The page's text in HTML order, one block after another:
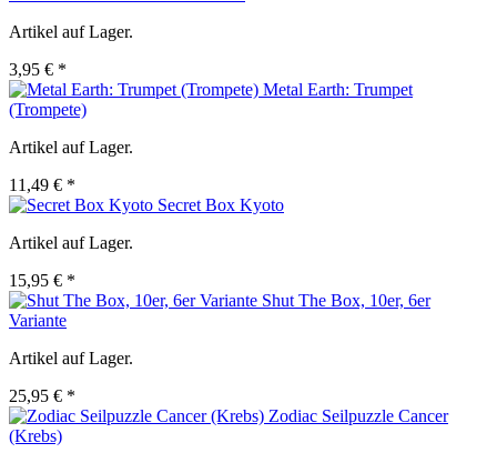
Artikel auf Lager.
3,95 € *
Metal Earth: Trumpet
(Trompete)
Artikel auf Lager.
11,49 € *
Secret Box Kyoto
Artikel auf Lager.
15,95 € *
Shut The Box, 10er, 6er
Variante
Artikel auf Lager.
25,95 € *
Zodiac Seilpuzzle Cancer
(Krebs)